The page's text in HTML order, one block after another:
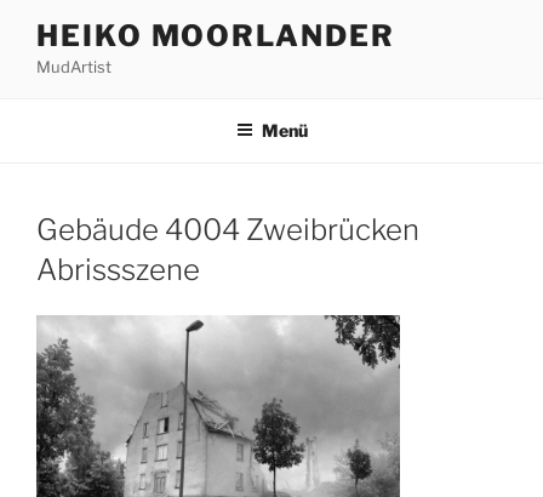
Inhalt
springen
HEIKO MOORLANDER
MudArtist
Menü
Gebäude 4004 Zweibrücken
Abrissszene